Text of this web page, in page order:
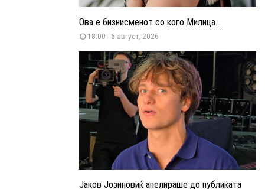
Ова е бизнисменот со кого Милица...
18:00 - 6 август, 2026
Јаков Јозиновиќ апелираше до публиката